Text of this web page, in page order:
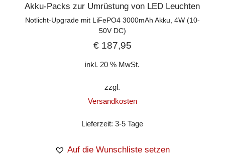
Akku-Packs zur Umrüstung von LED Leuchten
Notlicht-Upgrade mit LiFePO4 3000mAh Akku, 4W (10-
50V DC)
€187,95
inkl. 20 % MwSt.
zzgl.
Versandkosten
Lieferzeit:3-5 Tage
Auf die Wunschliste setzen